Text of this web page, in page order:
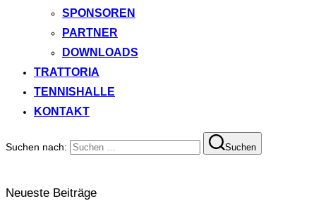
SPONSOREN
PARTNER
DOWNLOADS
TRATTORIA
TENNISHALLE
KONTAKT
Suchen nach: Suchen
Neueste Beiträge